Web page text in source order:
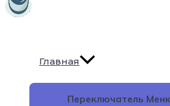
Главная
Переключатель